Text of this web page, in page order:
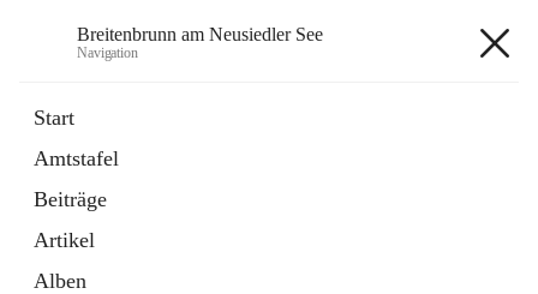
Breitenbrunn am Neusiedler See
Navigation
Start
Amtstafel
Beiträge
Artikel
Alben
18 Schnellzugriffe
Gemeindeservice